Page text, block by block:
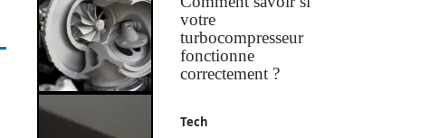
votre
turbocompresseur
fonctionne
correctement ?
Tech